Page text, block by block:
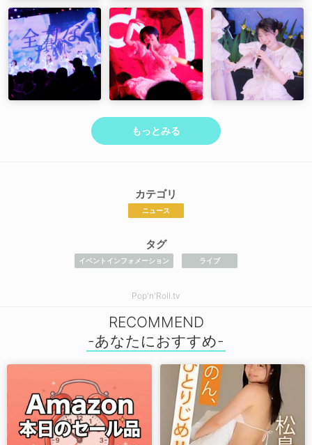
もっとみる
カテゴリ
ニュース
タグ
イベントインフォメーション ライブ
Pop'n'Roll.tv
RECOMMEND